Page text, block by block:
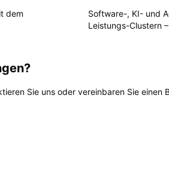
dem
Software-, KI- und
Leistungs-Clustern
Sie uns oder vereinbaren Sie einen